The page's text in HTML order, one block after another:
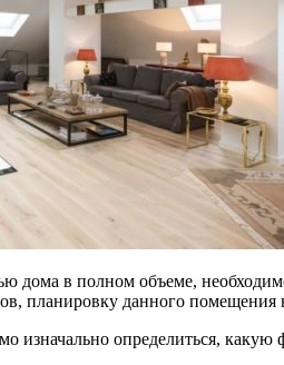
дома в полном объеме,
планировку данного
изначально определиться,